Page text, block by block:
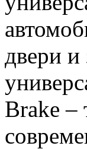
двери
Brake –